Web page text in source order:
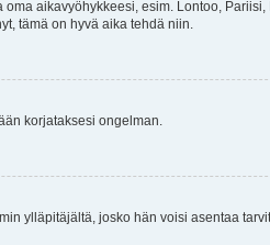
aikavyöhykkeesi, esim. Lontoo, Pariisi,
tämä on hyvä aika tehdä niin.
korjataksesi ongelman.
ylläpitäjältä, josko hän voisi asentaa